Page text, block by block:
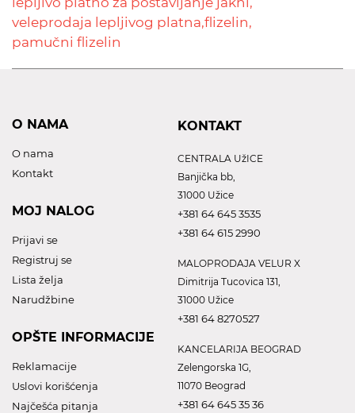
veleprodaja lepljivog platna,flizelin,
pamučni flizelin
O NAMA
O nama
Kontakt
MOJ NALOG
Prijavi se
Registruj se
Lista želja
Narudžbine
OPŠTE INFORMACIJE
Reklamacije
Uslovi korišćenja
Najčešća pitanja
KONTAKT
CENTRALA UžICE
Banjička bb,
31000 Užice
+381 64 645 3535
+381 64 615 2990
MALOPRODAJA VELUR X
Dimitrija Tucovica 131,
31000 Užice
+381 64 8270527
KANCELARIJA BEOGRAD
Zelengorska 1G,
11070 Beograd
+381 64 645 35 36